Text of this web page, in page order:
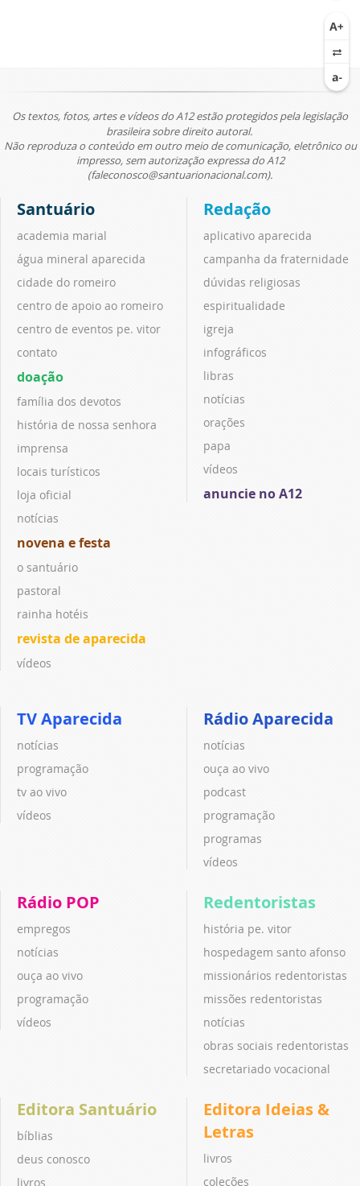
Os textos, fotos, artes e vídeos do A12 estão protegidos pela legislação
brasileira sobre direito autoral.
Não reproduza o conteúdo em outro meio de comunicação, eletrônico ou
impresso, sem autorização expressa do A12
(faleconosco@santuarionacional.com).
Santuário
academia marial
água mineral aparecida
cidade do romeiro
centro de apoio ao romeiro
centro de eventos pe. vitor
contato
doação
família dos devotos
história de nossa senhora
imprensa
locais turísticos
loja oficial
notícias
novena e festa
o santuário
pastoral
rainha hotéis
revista de aparecida
vídeos
Redação
aplicativo aparecida
campanha da fraternidade
dúvidas religiosas
espiritualidade
igreja
infográficos
libras
notícias
orações
papa
vídeos
anuncie no A12
TV Aparecida
notícias
programação
tv ao vivo
vídeos
Rádio Aparecida
notícias
ouça ao vivo
podcast
programação
programas
vídeos
Rádio POP
empregos
notícias
ouça ao vivo
programação
vídeos
Redentoristas
história pe. vitor
hospedagem santo afonso
missionários redentoristas
missões redentoristas
notícias
obras sociais redentoristas
secretariado vocacional
Editora Santuário
bíblias
deus conosco
livros
Editora Ideias &
Letras
livros
coleções